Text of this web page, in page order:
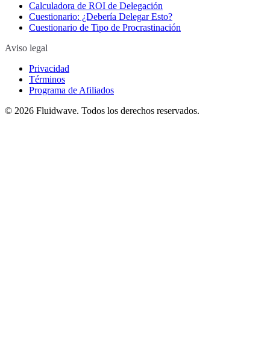
Calculadora de ROI de Delegación
Cuestionario: ¿Debería Delegar Esto?
Cuestionario de Tipo de Procrastinación
Aviso legal
Privacidad
Términos
Programa de Afiliados
© 2026 Fluidwave. Todos los derechos reservados.